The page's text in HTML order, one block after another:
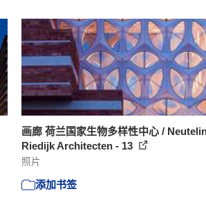
画廊 荷兰国家生物多样性中心 /
Riedijk Architecten - 13
照片
添加书签